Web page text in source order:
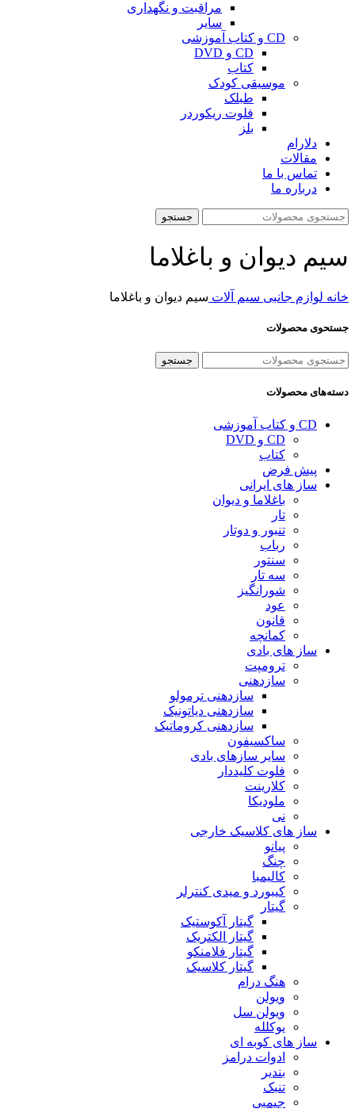
مراقبت و نگهداری
سایر
CD و کتاب آموزشی
CD و DVD
کتاب
موسیقی کودک
طبلک
فلوت ریکوردر
بلز
دلارام
مقالات
تماس با ما
درباره ما
جستجو
سیم دیوان و باغلاما
خانه لوازم جانبی سیم آلات سیم دیوان و باغلاما
جستحوی محصولات
جستجو
دسته‌های محصولات
CD و کتاب آموزشی
CD و DVD
کتاب
پیش فرض
ساز های ایرانی
باغلاما و دیوان
تار
تنبور و دوتار
رباب
سنتور
سه تار
شورانگیز
عود
قانون
کمانچه
ساز های بادی
ترومپت
سازدهنی
سازدهنی ترمولو
سازدهنی دیاتونیک
سازدهنی کروماتیک
ساکسیفون
سایر سازهای بادی
فلوت کلیددار
کلارینت
ملودیکا
نی
ساز های کلاسیک خارجی
پیانو
چنگ
کالیمبا
کیبورد و میدی کنترلر
گیتار
گیتار آکوستیک
گیتار الکتریک
گیتار فلامنکو
گیتار کلاسیک
هنگ درام
ویولن
ویولن سل
یوکلله
ساز های کوبه ای
ادوات درامز
بندیر
تنبک
جیمبی